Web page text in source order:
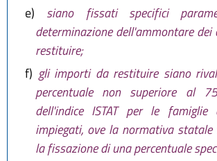
e)
siano fissati specifici
determinazione dell'ammontare
restituire;
f) gli importi da restituire siano
percentuale non superiore al
dell'indice ISTAT per le
impiegati, ove la normativa statale
la fissazione di una percentuale